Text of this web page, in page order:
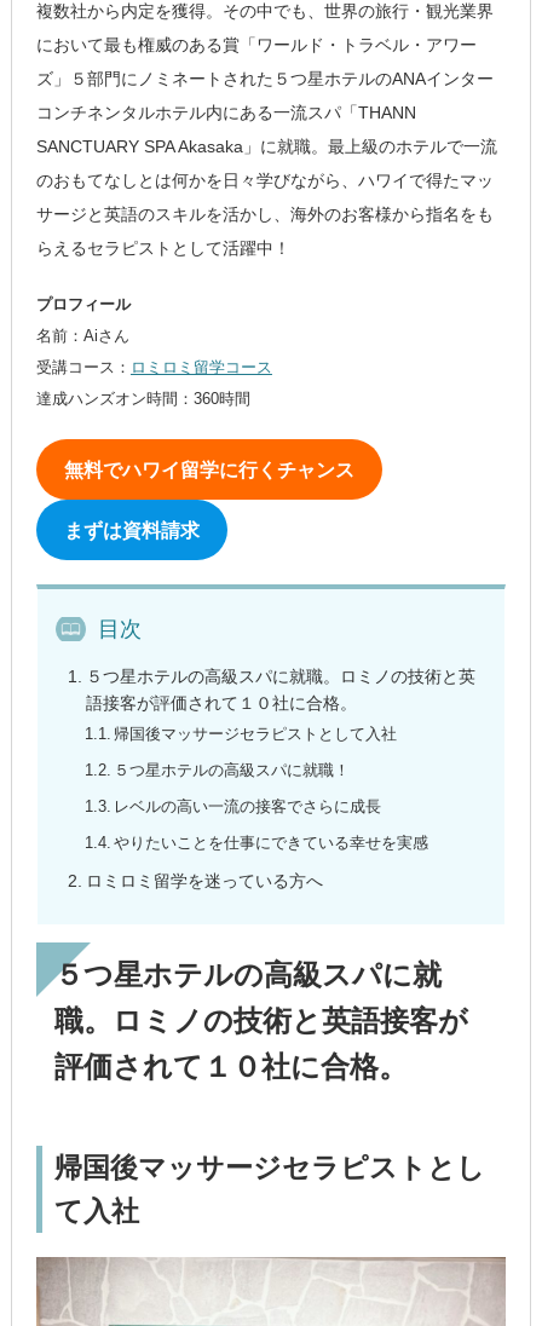
複数社から内定を獲得。その中でも、世界の旅行・観光業界
において最も権威のある賞「ワールド・トラベル・アワー
ズ」５部門にノミネートされた５つ星ホテルのANAインター
コンチネンタルホテル内にある一流スパ「THANN
SANCTUARY SPA Akasaka」に就職。最上級のホテルで一流
のおもてなしとは何かを日々学びながら、ハワイで得たマッ
サージと英語のスキルを活かし、海外のお客様から指名をも
らえるセラピストとして活躍中！
プロフィール
名前：Aiさん
受講コース： ロミロミ留学コース
達成ハンズオン時間：360時間
無料でハワイ留学に行くチャンス
まずは資料請求
目次
５つ星ホテルの高級スパに就職。ロミノの技術と英
語接客が評価されて１０社に合格。
帰国後マッサージセラピストとして入社
５つ星ホテルの高級スパに就職！
レベルの高い一流の接客でさらに成長
やりたいことを仕事にできている幸せを実感
ロミロミ留学を迷っている方へ
５つ星ホテルの高級スパに就
職。ロミノの技術と英語接客が
評価されて１０社に合格。
帰国後マッサージセラピストとし
て入社